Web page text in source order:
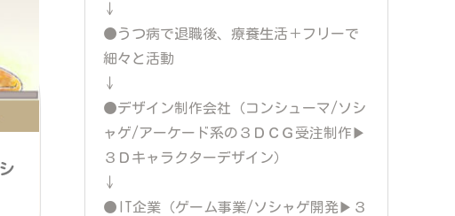
↓
●うつ病で退職後、療養生活＋フリーで
細々と活動
↓
●デザイン制作会社（コンシューマ/ソシ
ャゲ/アーケード系の３ＤＣＧ受注制作▶
３Ｄキャラクターデザイン）
↓
●IT企業（ゲーム事業/ソシャゲ開発▶３